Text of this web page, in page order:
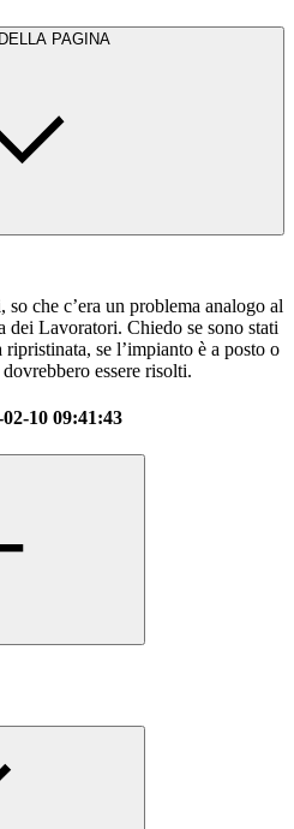
PAGINA
che c’era un problema analogo al
Lavoratori. Chiedo se sono stati
se l’impianto è a posto o
essere risolti.
02-10 09:41:43